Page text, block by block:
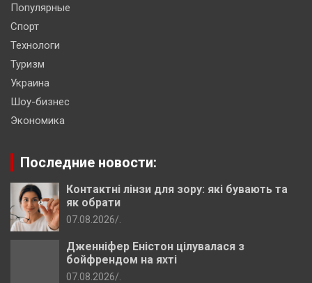
Популярные
Спорт
Технологи
Туризм
Украина
Шоу-бизнес
Экономика
Последние новости:
Контактні лінзи для зору: які бувають та
як обрати
07.08.2026
Дженніфер Еністон цілувалася з
бойфрендом на яхті
07.08.2026